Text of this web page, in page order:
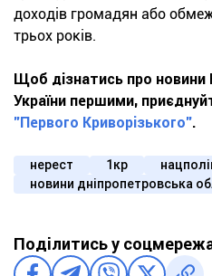
доходів громадян або
трьох років.
Щоб дізнатись про новини
України першими,
"Первого Криворізького".
нерест 1кр
новини дніпропетровська
Поділитись у